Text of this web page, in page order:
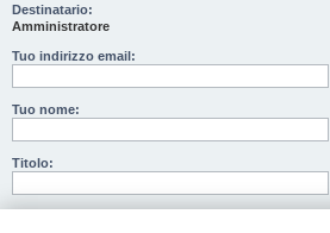
Destinatario:
Amministratore
Tuo indirizzo email:
Tuo nome:
Titolo: